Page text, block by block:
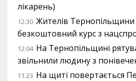
лікарень)
12:30 Жителів
безкоштовний курс з
12:04 На Тернопільщині
звільнили людину з
11:23 На щиті повертається